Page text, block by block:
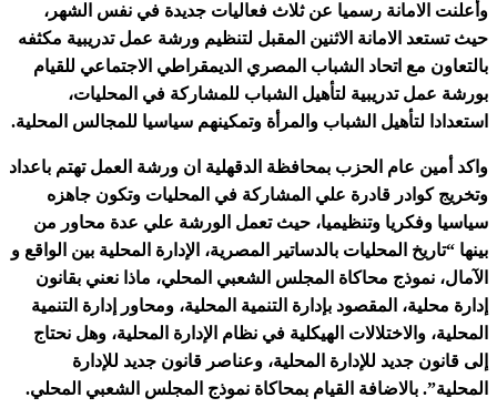
وأعلنت الامانة رسميا عن ثلاث فعاليات جديدة في نفس الشهر،
حيث تستعد الامانة الاثنين المقبل لتنظيم ورشة عمل تدريبية مكثفه
بالتعاون مع اتحاد الشباب المصري الديمقراطي الاجتماعي للقيام
بورشة عمل تدريبية لتأهيل الشباب للمشاركة في المحليات،
استعدادا لتأهيل الشباب والمرأة وتمكينهم سياسيا للمجالس المحلية.
واكد أمين عام الحزب بمحافظة الدقهلية ان ورشة العمل تهتم باعداد
وتخريج كوادر قادرة علي المشاركة في المحليات وتكون جاهزه
سياسيا وفكريا وتنظيميا، حيث تعمل الورشة علي عدة محاور من
بينها “تاريخ المحليات بالدساتير المصرية، الإدارة المحلية بين الواقع و
الآمال، نموذج محاكاة المجلس الشعبي المحلي، ماذا نعني بقانون
إدارة محلية، المقصود بإدارة التنمية المحلية، ومحاور إدارة التنمية
المحلية، والاختلالات الهيكلية في نظام الإدارة المحلية، وهل نحتاج
إلى قانون جديد للإدارة المحلية، وعناصر قانون جديد للإدارة
المحلية”. بالاضافة القيام بمحاكاة نموذج المجلس الشعبي المحلي.